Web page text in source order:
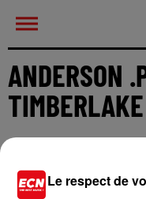
ANDERSON
Le respect de